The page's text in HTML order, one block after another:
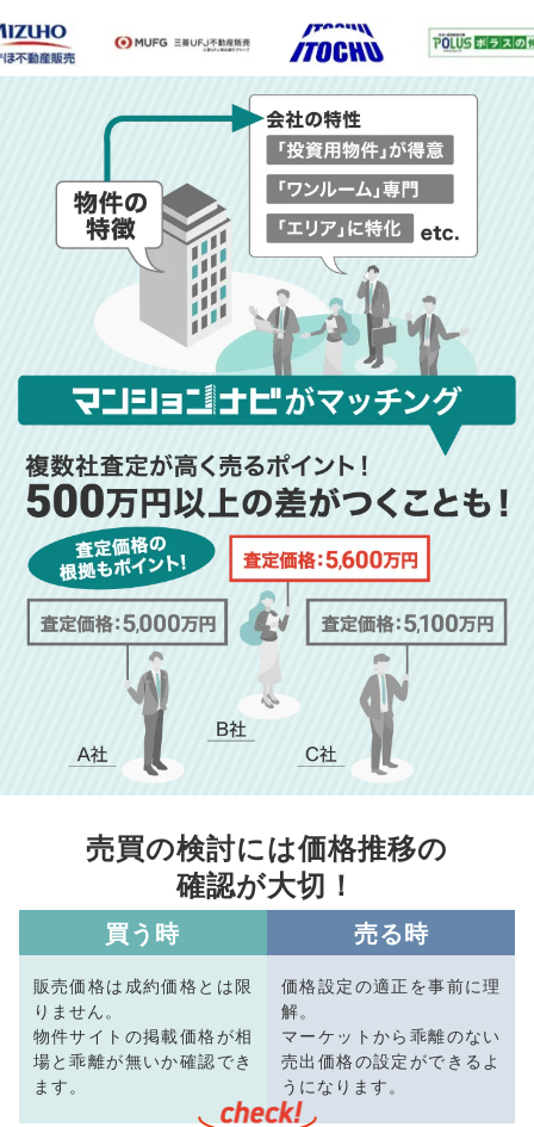
売買の検討には価格推移の
確認が大切！
買う時
販売価格は成約価格とは限
りません。
物件サイトの掲載価格が相
場と乖離が無いか確認でき
ます。
売る時
価格設定の適正を事前に理
解。
マーケットから乖離のない
売出価格の設定ができるよ
うになります。